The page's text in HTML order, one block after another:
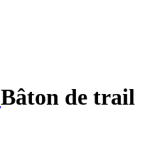
Bâton de trail